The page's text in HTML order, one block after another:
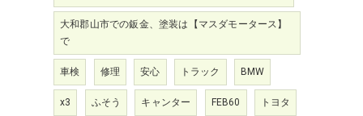
大和郡山市での鈑金、塗装は【マスダモータース】
で
車検 修理 安心 トラック BMW
x3 ふそう キャンター FEB60 トヨタ